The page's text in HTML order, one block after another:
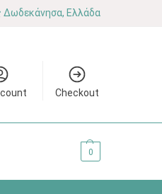
Δωδεκάνησα, Ελλάδα
Checkout
0